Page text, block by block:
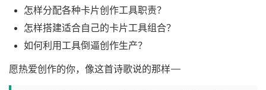
怎样分配各种卡片创作工具职责？
怎样搭建适合自己的卡片工具组合？
如何利用工具倒逼创作生产？
愿热爱创作的你，像这首诗歌说的那样——